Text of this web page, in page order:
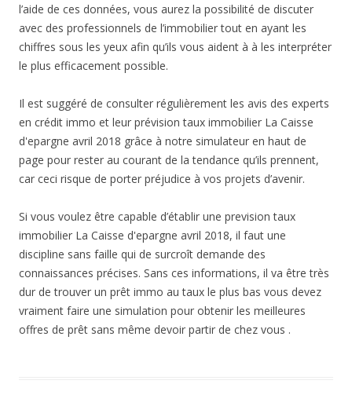
l’aide de ces données, vous aurez la possibilité de discuter
avec des professionnels de l’immobilier tout en ayant les
chiffres sous les yeux afin qu’ils vous aident à à les interpréter
le plus efficacement possible.
Il est suggéré de consulter régulièrement les avis des experts
en crédit immo et leur prévision taux immobilier La Caisse
d'epargne avril 2018 grâce à notre simulateur en haut de
page pour rester au courant de la tendance qu’ils prennent,
car ceci risque de porter préjudice à vos projets d’avenir.
Si vous voulez être capable d’établir une prevision taux
immobilier La Caisse d'epargne avril 2018, il faut une
discipline sans faille qui de surcroît demande des
connaissances précises. Sans ces informations, il va être très
dur de trouver un prêt immo au taux le plus bas vous devez
vraiment faire une simulation pour obtenir les meilleures
offres de prêt sans même devoir partir de chez vous .